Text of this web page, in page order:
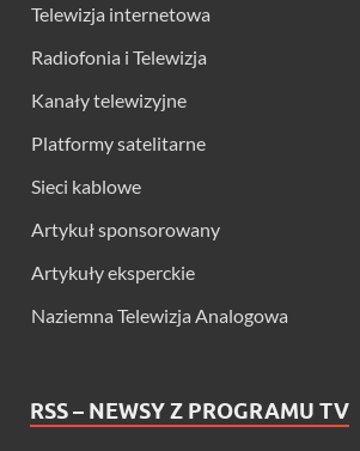
Telewizja internetowa
Radiofonia i Telewizja
Kanały telewizyjne
Platformy satelitarne
Sieci kablowe
Artykuł sponsorowany
Artykuły eksperckie
Naziemna Telewizja Analogowa
RSS – NEWSY Z PROGRAMU TV